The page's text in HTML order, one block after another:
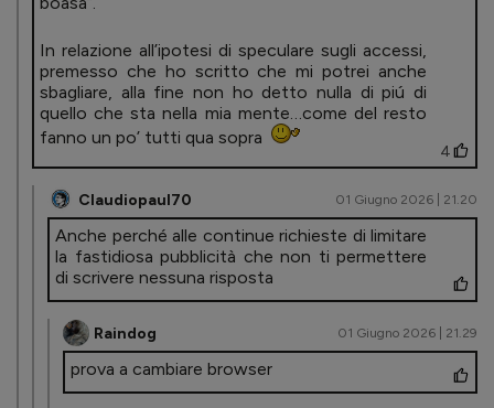
In relazione all’ipotesi di speculare sugli accessi,
premesso che ho scritto che mi potrei anche
sbagliare, alla fine non ho detto nulla di piú di
quello che sta nella mia mente…come del resto
fanno un po’ tutti qua sopra
4
Claudiopaul70 01 Giugno 2026 | 21.20
Anche perché alle continue richieste di limitare
la fastidiosa pubblicità che non ti permettere
di scrivere nessuna risposta
Raindog 01 Giugno 2026 | 21.29
prova a cambiare browser